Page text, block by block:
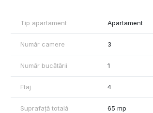
-baie
Confortul termic este asigurat de
Pret: 520 euro/luna + garantie 780 Euro
Tip apartament Apartament
Număr camere 3
Număr bucătării 1
Etaj 4
Suprafață totală 65 mp